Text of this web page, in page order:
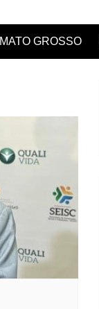
MATO GROSSO